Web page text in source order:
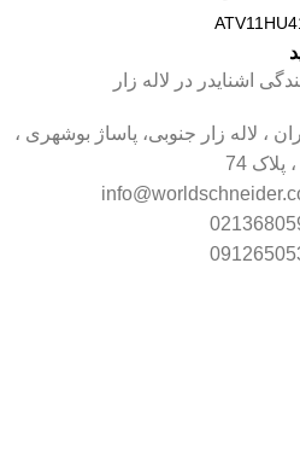
اشنایدر در لاله زار
، لاله زار جنوبی، پاساژ بوشهری ،
74